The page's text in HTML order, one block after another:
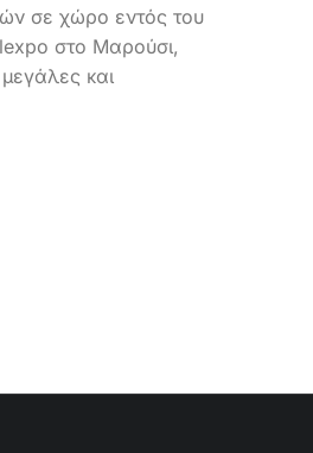
σε χώρο εντός του
στο Μαρούσι,
και